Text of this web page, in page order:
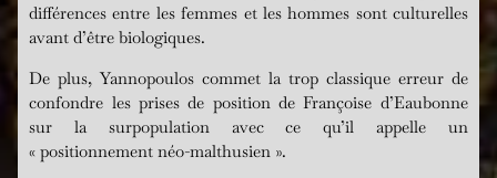
différences entre les femmes et les hommes sont culturelles
avant d’être biologiques.
De plus, Yannopoulos commet la trop classique erreur de
confondre les prises de position de Françoise d’Eaubonne
sur la surpopulation avec ce qu’il appelle un
«positionnement néo-malthusien ».